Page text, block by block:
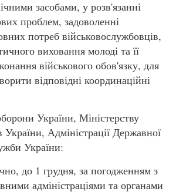
засобами, у розв'язанні
проблем, задоволенні
потреб військовослужбовців,
виховання молоді та її
військового обов'язку, для
відповідні координаційні
України, Міністерству
Адміністрації Державної
України:
до 1 грудня, за погодженням з
адміністраціями та органами